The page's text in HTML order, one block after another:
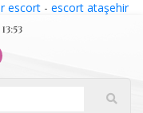
escort- escort ataşehir